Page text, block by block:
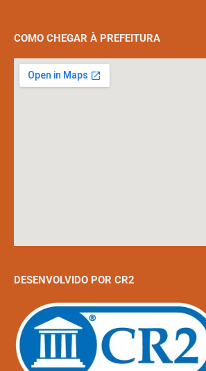
COMO CHEGAR À PREFEITURA
DESENVOLVIDO POR CR2